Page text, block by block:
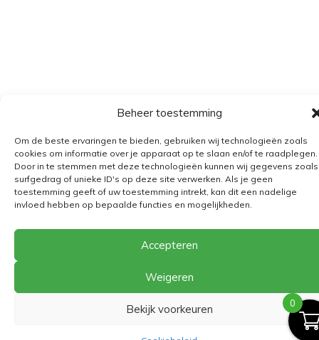
Beheer toestemming
Om de beste ervaringen te bieden, gebruiken wij technologieën zoals
cookies om informatie over je apparaat op te slaan en/of te raadplegen.
Door in te stemmen met deze technologieën kunnen wij gegevens zoals
surfgedrag of unieke ID's op deze site verwerken. Als je geen
toestemming geeft of uw toestemming intrekt, kan dit een nadelige
invloed hebben op bepaalde functies en mogelijkheden.
Accepteren
Weigeren
Bekijk voorkeuren
Verzending
Retourbeleid
BE 0682.845.059
The Playground
0